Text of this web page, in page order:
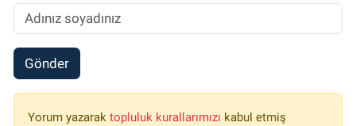
Gönder
Yorum yazarak topluluk kurallarımızı kabul etmiş